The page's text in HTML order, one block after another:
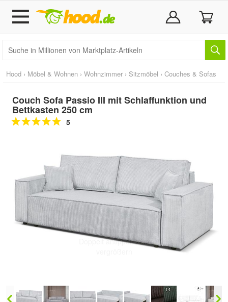
Hood › Möbel & Wohnen › Wohnzimmer › Sitzmöbel › Couches & Sofas
Couch Sofa Passio III mit Schlaffunktion und
Bettkasten 250 cm
5
Doppelt antippen zum